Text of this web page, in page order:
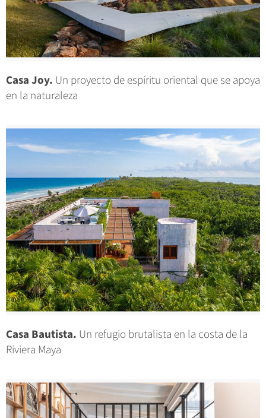
Casa Joy. Un proyecto de espíritu oriental que se apoya
en la naturaleza
Casa Bautista. Un refugio brutalista en la costa de la
Riviera Maya